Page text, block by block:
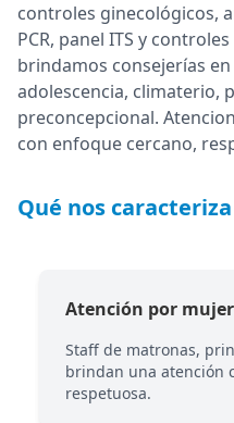
controles ginecológicos,
PCR, panel ITS y
brindamos consejerías
adolescencia, climaterio,
preconcepcional.
con enfoque cercano,
Qué nos caracteriza
Atención por
Staff de matronas,
brindan una atención
respetuosa.